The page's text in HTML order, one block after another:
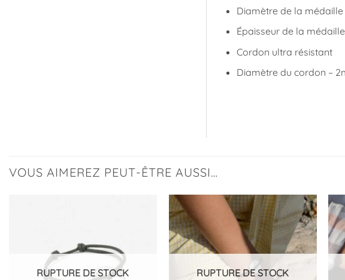
Diamètre de la médaille
Épaisseur de la
Cordon ultra résistant
Diamètre du cordon –
VOUS AIMEREZ PEUT-ÊTRE AUSSI…
d’envies
RUPTURE DE STOCK
Ajouter
à la
liste
d’envies
RUPTURE DE STOCK